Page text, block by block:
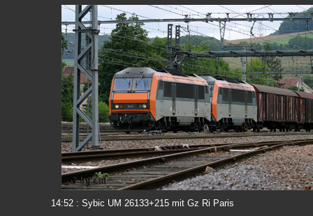
14:52 : Sybic UM 26133+215 mit Gz Ri Paris